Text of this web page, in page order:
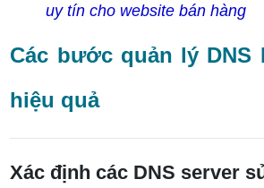
uy tín cho website bán hàng
Các bước quản lý DNS
hiệu quả
Xác định các DNS server